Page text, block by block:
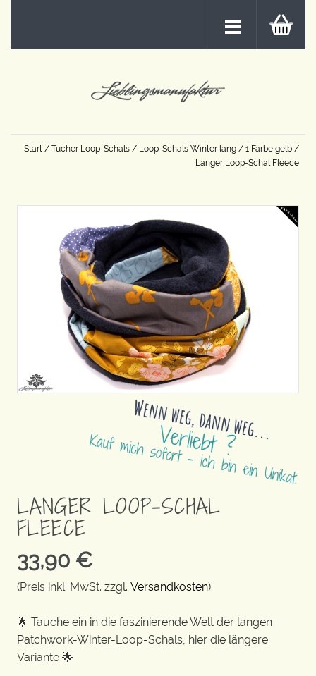
Start / Tücher Loop-Schals / Loop-Schals Winter lang / 1 Farbe gelb /
Langer Loop-Schal Fleece
LANGER LOOP-SCHAL
FLEECE
33,90 €
(Preis inkl. MwSt. zzgl. Versandkosten)
🌟 Tauche ein in die faszinierende Welt der langen
Patchwork-Winter-Loop-Schals, hier die längere
Variante 🌟